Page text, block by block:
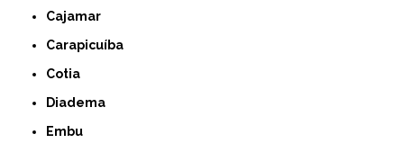
Cajamar
Carapicuíba
Cotia
Diadema
Embu